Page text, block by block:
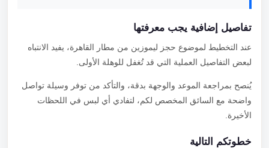
تفاصيل إضافية يجب معرفتها
عند التخطيط لموضوع حجز ليموزين من مطار القاهرة، يفيد الانتباه
لبعض التفاصيل العملية التي قد تُغفل للوهلة الأولى.
يُنصح بمراجعة الموعد والوجهة بدقة، والتأكد من توفر وسيلة تواصل
واضحة مع السائق المخصص لكم، لتفادي أي لبس في اللحظات
الأخيرة.
خطوتكم التالية